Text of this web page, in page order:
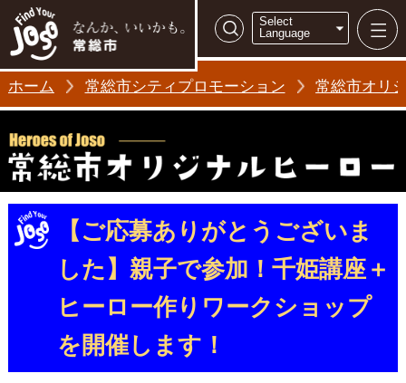
常総市シテ
検索
Select
Language
ホーム 常総市シティプロモーション 常総市オリ
【ご応募ありがとうございま
した】親子で参加！千姫講座＋
ヒーロー作りワークショップ
を開催します！